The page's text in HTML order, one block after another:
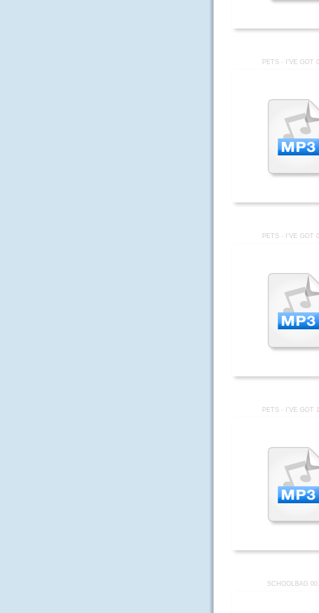
PETS - I'VE GOT
PETS - I'VE GOT
PETS - I'VE GOT
SCHOOLBAG